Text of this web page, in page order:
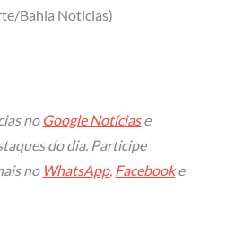
Bahia Noticias)
no Google Notíciase
do dia. Participe
no WhatsApp, Facebooke